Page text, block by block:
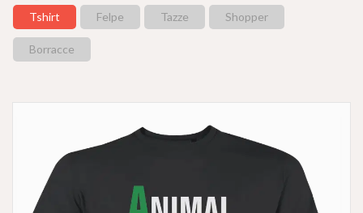
Tshirt Felpe Tazze Shopper
Borracce